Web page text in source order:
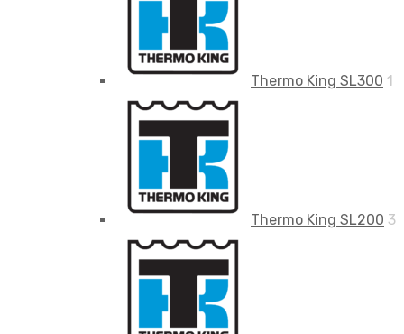
Thermo King SL300 1
Thermo King SL200 3